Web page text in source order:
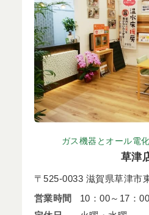
ガス機器とオール電
草津
〒525-0033 滋賀県草津市
営業時間
10：00～17：00